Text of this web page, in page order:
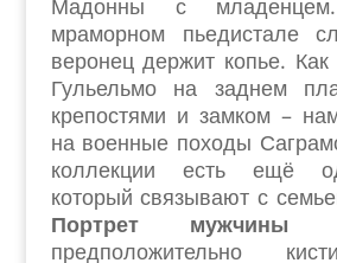
Мадонны с
мраморном пьедистале
веронец держит копье.
Гульельмо на заднем
крепостями и замком –
на военные походы
коллекции есть ещё
который связывают с
Портрет мужчины
предположительно